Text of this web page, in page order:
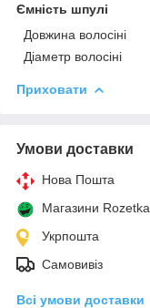
Ємність шпулі
Довжина волосіні
Діаметр волосіні
Приховати
Умови доставки
Нова Пошта
Магазини Rozetka
Укрпошта
Самовивіз
Всі умови доставки